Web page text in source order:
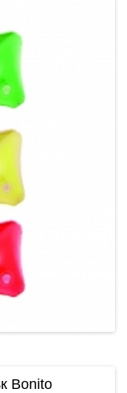
Bonito